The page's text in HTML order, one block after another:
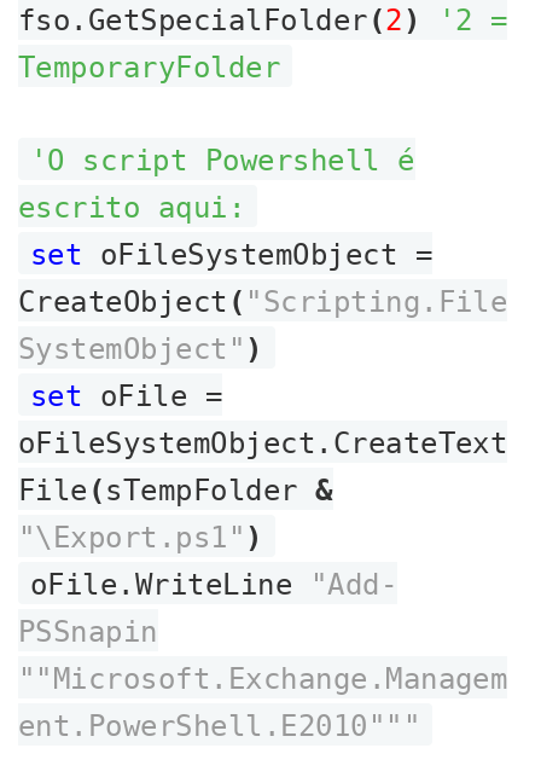
fso.GetSpecialFolder(2)
'2 =
TemporaryFolder
'O script Powershell é
escrito aqui:
set oFileSystemObject =
CreateObject ( "Scripting.File
SystemObject" )
set oFile =
oFileSystemObject.CreateText
File (sTempFolder&
"\Export.ps1" )
oFile.WriteLine
"Add-
PSSnapin
""Microsoft.Exchange.Managem
ent.PowerShell.E2010"""